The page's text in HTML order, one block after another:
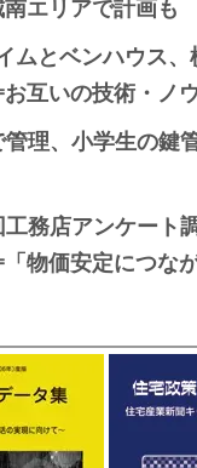
ムとベンハウス
互いの技術・ノ
理、小学生の鍵
務店アンケート
物価安定につな